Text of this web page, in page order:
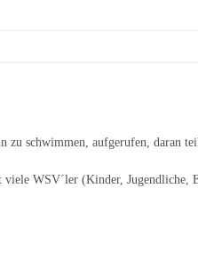
schwimmen, aufgerufen, daran
WSV´ler (Kinder,